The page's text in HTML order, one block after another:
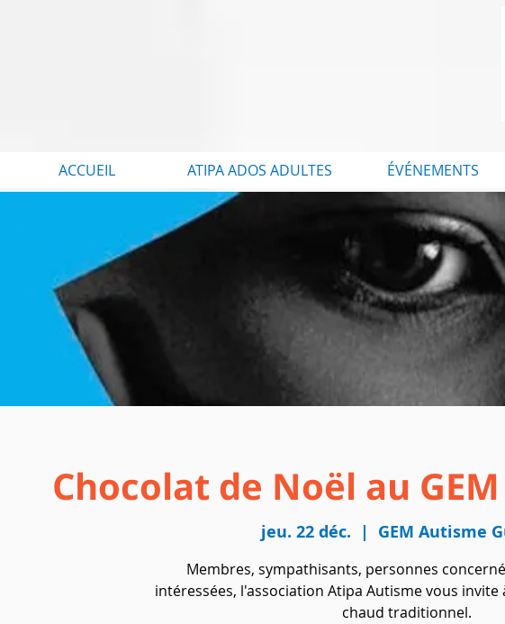
ACCUEIL ATIPA ADOS ADULTES ÉVÉNEMENTS
Chocolat de Noël au
jeu. 22 déc.
  |
GEM Autisme
Membres, sympathisants, personnes
intéressées, l'association Atipa Autisme vous
chaud traditionnel.